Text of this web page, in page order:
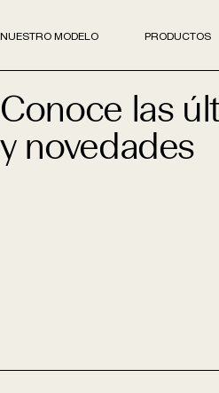
NUESTRO MODELO PRODUCTOS
Conoce las
y novedades